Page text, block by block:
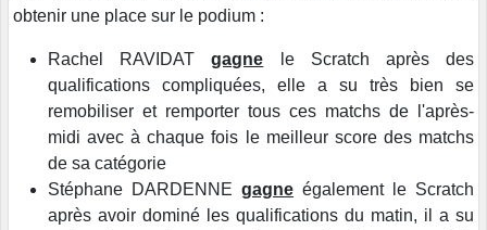
obtenir une place sur le podium :
Rachel RAVIDATgagne le Scratch après des
qualifications compliquées, elle a su très bien se
remobiliser et remporter tous ces matchs de l'après-
midi avec à chaque fois le meilleur score des matchs
de sa catégorie
Stéphane DARDENNE gagne également le Scratch
après avoir dominé les qualifications du matin, il a su